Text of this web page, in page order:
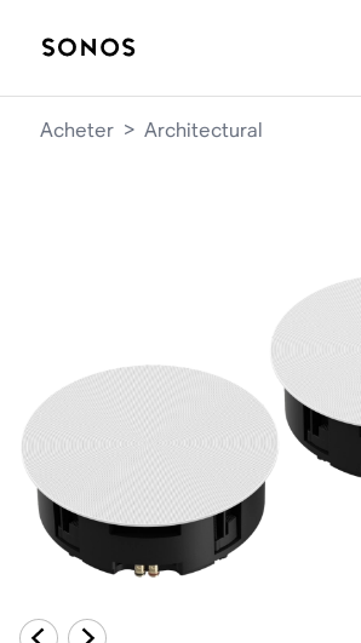
Acheter > Architectural